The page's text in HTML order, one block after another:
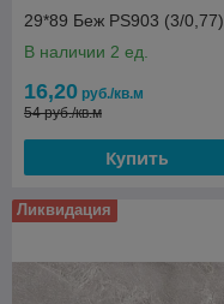
29*89 Беж PS903 (3/0,77)
В наличии 2 ед.
16,20 руб./кв.м
54 руб./кв.м
Купить
Ликвидация